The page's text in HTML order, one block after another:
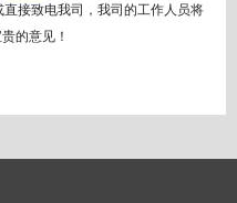
直接致电我司，我司的工作人员将
的意见！